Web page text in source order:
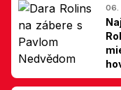
06.